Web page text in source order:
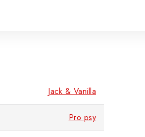
Jack & Vanilla
Pro psy